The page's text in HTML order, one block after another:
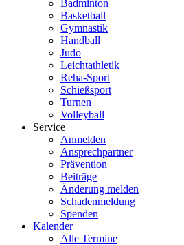
Badminton
Basketball
Gymnastik
Handball
Judo
Leichtathletik
Reha-Sport
Schießsport
Turnen
Volleyball
Service
Anmelden
Ansprechpartner
Prävention
Beiträge
Änderung melden
Schadenmeldung
Spenden
Kalender
Alle Termine